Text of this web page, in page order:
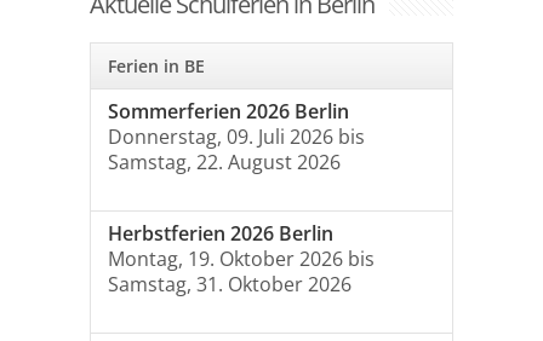
Ferien in BE
Sommerferien 2026 Berlin
Donnerstag, 09. Juli 2026 bis
Samstag, 22. August 2026
Herbstferien 2026 Berlin
Montag, 19. Oktober 2026 bis
Samstag, 31. Oktober 2026